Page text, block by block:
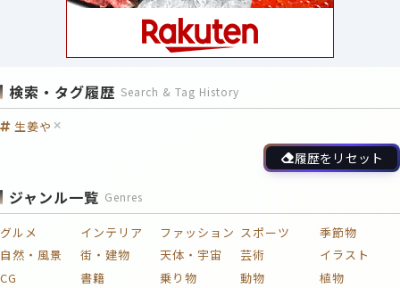
検索・タグ履歴 Search & Tag History
生姜や
履歴をリセット
ジャンル一覧 Genres
グルメ インテリア ファッション スポーツ
季節物
自然・風景
街・建物 天体・宇宙 芸術
イラスト
CG
書籍 乗り物 動物 植物